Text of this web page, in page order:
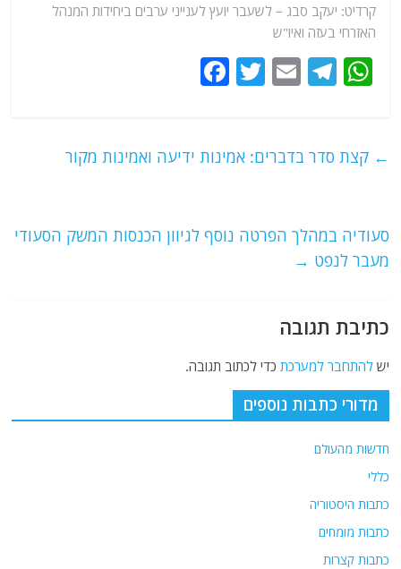
קרדיט: יעקב סבג – לשעבר יועץ לענייני ערבים ביחידות המנהל
האזרחי בעזה ואיו"ש
W
s
p
T
g
E
l
T
er
e
o
← קצת סדר בדברים: אמינות ידיעה ואמינות מקור
סעודיה במהלך הפרטה נוסף לגיוון הכנסות המשק הסעודי
מעבר לנפט →
כתיבת תגובה
ישלהתחבר למערכת כדי לכתוב תגובה.
מדורי כתבות נוספים
חדשות מהעולם
כללי
כתבות היסטוריה
כתבות מומחים
כתבות קצרות